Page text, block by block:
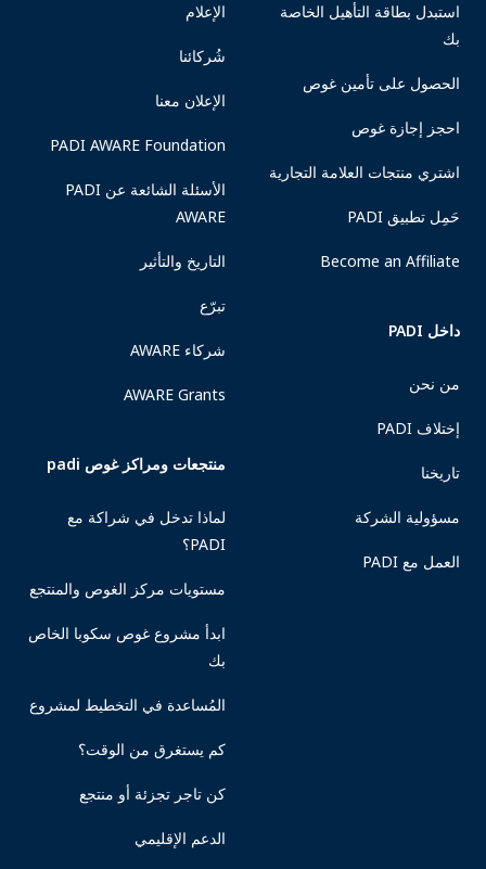
استبدل بطاقة التأهيل الخاصة
بك
الحصول على تأمين غوص
احجز إجازة غوص
اشتري منتجات العلامة التجارية
حَمِل تطبيق PADI
Become an Affiliate
داخل PADI
من نحن
إختلاف PADI
تاريخنا
مسؤولية الشركة
العمل مع PADI
الإعلام
شُركائنا
الإعلان معنا
PADI AWARE Foundation
الأسئلة الشائعة عن PADI
AWARE
التاريخ والتأثير
تبرّع
شركاء AWARE
AWARE Grants
منتجعات ومراكز غوص padi
لماذا تدخل في شراكة مع
PADI؟
مستويات مركز الغوص والمنتجع
ابدأ مشروع غوص سكوبا الخاص
بك
المُساعدة في التخطيط لمشروع
كم يستغرق من الوقت؟
كن تاجر تجزئة أو منتجع
الدعم الإقليمي